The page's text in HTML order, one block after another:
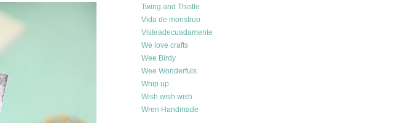
Twing and Thistle
Vida de monstruo
Visteadecuadamente
We love crafts
Wee Birdy
Wee Wonderfuls
Whip up
Wish wish wish
Wren Handmade